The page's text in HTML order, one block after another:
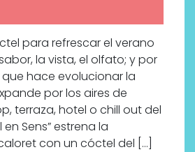
para refrescar el verano
la vista, el olfato; y por
hace evolucionar la
por los aires de
terraza, hotel o chill out del
en Sens” estrena la
con un cóctel del […]